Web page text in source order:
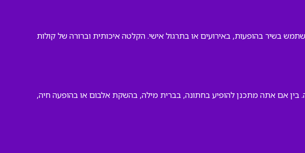
בשיר בהופעות, באירועים או בתרגול אישי. הקלטה איכותית וברורה של קולות
בין אם אתה מתכנן להופיע בחתונה, בברית מילה, בהשקת אלבום או בהופעה חיה,